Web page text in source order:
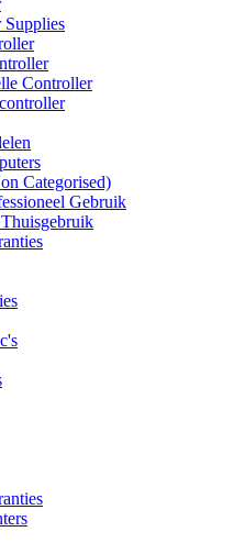
Controller
Categorised)
Gebruik